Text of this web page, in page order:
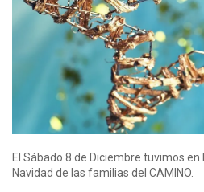
El Sábado 8 de Diciembre tuvimos en
Navidad de las familias del CAMINO.